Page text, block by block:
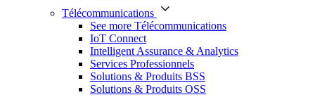
Télécommunications
See more Télécommunications
IoT Connect
Intelligent Assurance & Analytics
Services Professionnels
Solutions & Produits BSS
Solutions & Produits OSS